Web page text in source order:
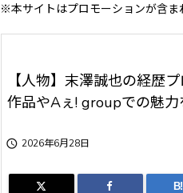
※本サイトはプロモーションが含ま
【人物】末澤誠也の経歴
作品やAぇ! groupでの魅力
 2026年6月28日
B!